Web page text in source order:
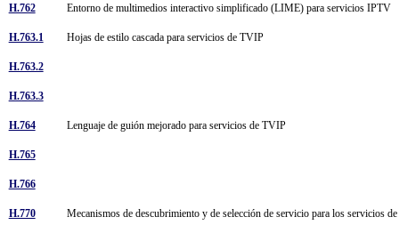
H.762 Entorno de multimedios interactivo simplificado (LIME) para servicios IPTV
H.763.1 Hojas de estilo cascada para servicios de TVIP
H.763.2
H.763.3
H.764 Lenguaje de guión mejorado para servicios de TVIP
H.765
H.766
H.770 Mecanismos de descubrimiento y de selección de servicio para los servicios